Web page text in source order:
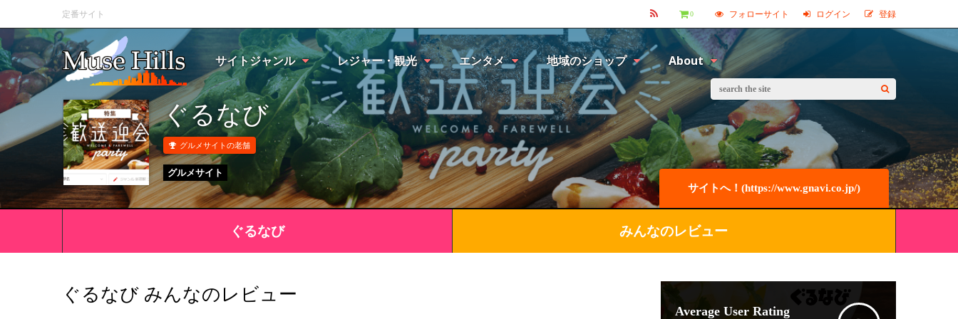
定番サイト フォローサイト ログイン 登録
0
サイトジャンル レジャー・観光 エンタメ 地域のショップ About
ぐるなび
グルメサイトの老舗
グルメサイト
サイトへ！(https://www.gnavi.co.jp/)
ぐるなび みんなのレビュー
ぐるなび みんなのレビュー
Average User Rating